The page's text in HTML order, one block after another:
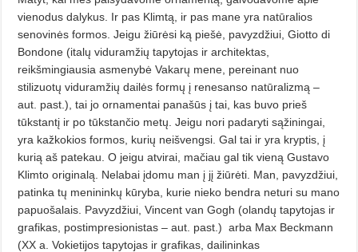
vienodus dalykus. Ir pas Klimtą, ir pas mane yra natūralios
senovinės formos. Jeigu žiūrėsi ką piešė, pavyzdžiui, Giotto di
Bondone (italų viduramžių tapytojas ir architektas,
reikšmingiausia asmenybė Vakarų mene, pereinant nuo
stilizuotų viduramžių dailės formų į renesanso natūralizmą –
aut. past.), tai jo ornamentai panašūs į tai, kas buvo prieš
tūkstantį ir po tūkstančio metų. Jeigu nori padaryti sąžiningai,
yra kažkokios formos, kurių neišvengsi. Gal tai ir yra kryptis, į
kurią aš patekau. O jeigu atvirai, mačiau gal tik vieną Gustavo
Klimto originalą. Nelabai įdomu man į jį žiūrėti. Man, pavyzdžiui,
patinka tų menininkų kūryba, kurie nieko bendra neturi su mano
papuošalais. Pavyzdžiui, Vincent van Gogh (olandų tapytojas ir
grafikas, postimpresionistas – aut. past.) arba Max Beckmann
(XX a. Vokietijos tapytojas ir grafikas, dailininkas